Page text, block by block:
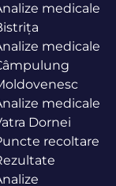
medicale
medicale
medicale
Dornei
recoltare